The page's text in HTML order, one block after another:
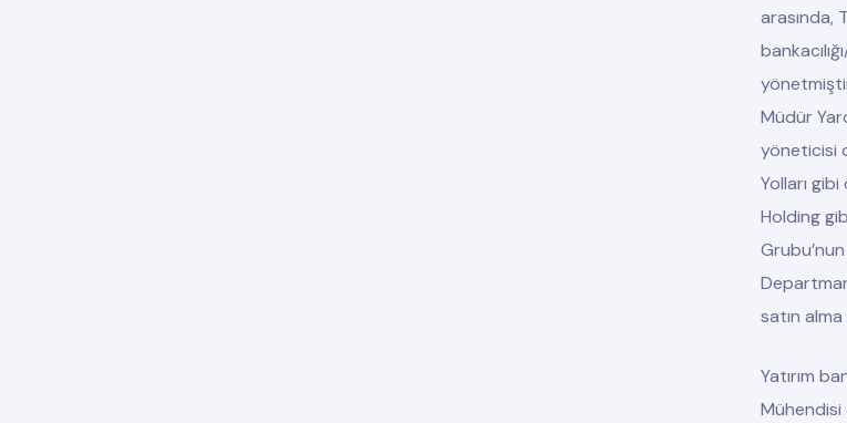
arasında,
Müdür
yöneticisi
Yolları gibi
Holding
satın
Yatırım
Mühendisi